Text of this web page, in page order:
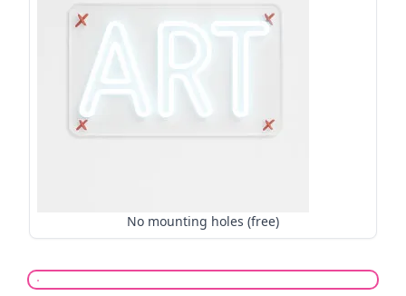
No mounting holes (free)